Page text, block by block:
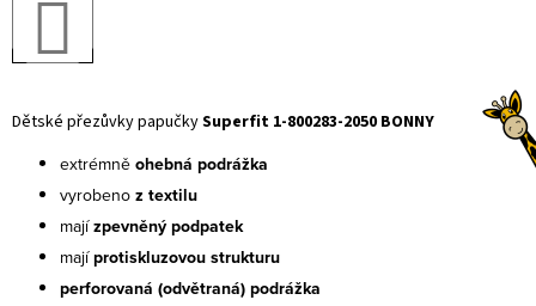
Dětské přezůvky papučky Superfit 1-800283-2050 BONNY
extrémně ohebná podrážka
vyrobeno z textilu
mají zpevněný podpatek
mají protiskluzovou strukturu
perforovaná (odvětraná) podrážka